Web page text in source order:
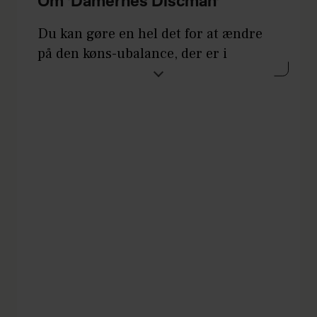
Du kan gøre en hel det for at ændre
på den køns-ubalance, der er i
musikbranchen – og det er endda